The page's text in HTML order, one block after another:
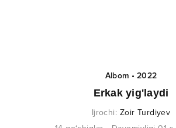
Albom •2022
Erkak yig'laydi
Ijrochi: Zoir Turdiyev